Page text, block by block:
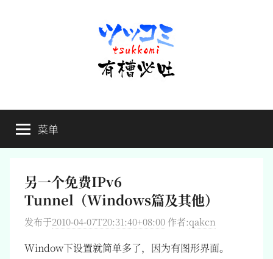
有
槽
必
吐
槽，
毋
菜单
另一个免费IPv6
Tunnel（Windows篇及其他）
发布于2010-04-07T20:31:40+08:00 作者:qakcn
Window下设置就简单多了，因为有图形界面。